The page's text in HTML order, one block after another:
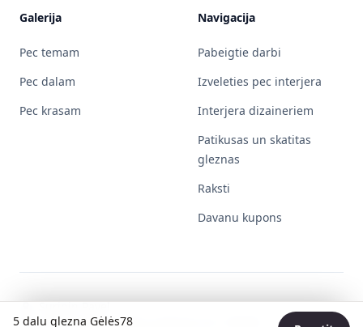
5 dalu glezna Gėlės78
Galerija
Pec temam
Pec dalam
Pec krasam
Navigacija
Pabeigtie darbi
Izveleties pec interjera
Interjera dizaineriem
Patikusas un skatitas
gleznas
Raksti
Davanu kupons
Surinin Pavel
Individualios veiklos pažymos Nr. 730596